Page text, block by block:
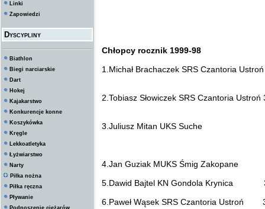
Linki
Zapowiedzi
Dyscypliny
Biathlon
Biegi narciarskie
Dart
Hokej
Kajakarstwo
Konkurencje konne
Koszykówka
Kręgle
Lekkoatletyka
Łyżwiarstwo
Narty
Piłka nożna
Piłka ręczna
Pływanie
Podnoszenie ciężarów
Chłopcy rocznik 1999-98
1.Michał Brachaczek SRS Czantoria
2.Tobiasz Słowiczek SRS Czantoria Ustroń
3.Juliusz Mitan UKS Suche
4.Jan Guziak MUKS Śmig Zakopane
5.Dawid Bajtel KN Gondola Krynica
6.Paweł Wąsek SRS Czantoria Ustroń